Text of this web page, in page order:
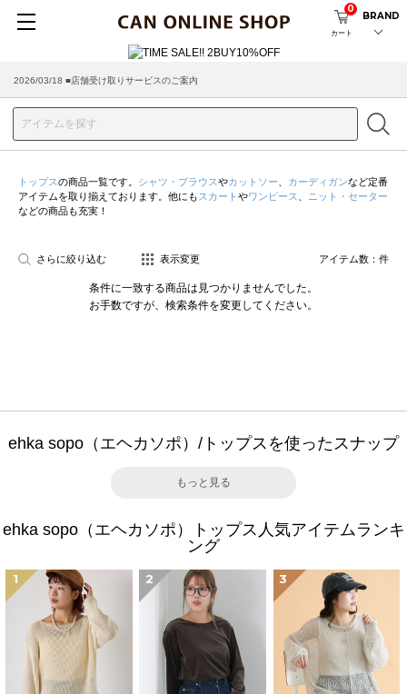
カート
0
BRAND
2026/03/18 ■店舗受け取りサービスのご案内
トップスの商品一覧です。 シャツ・ブラウスやカットソー カーディガンなど定番
アイテムを取り揃えております。他にも スカート やワンピース
ニット・セーター
などの商品も充実！
さらに絞り込む 表示変更 アイテム数： 件
条件に一致する商品は見つかりませんでした。
お手数ですが、検索条件を変更してください。
ehka sopo（エヘカソポ）/トップスを使ったスナップ
もっと見る
ehka sopo（エヘカソポ）トップス人気アイテムランキ
ング
1 2 3